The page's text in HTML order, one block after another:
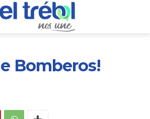
Bomberos!